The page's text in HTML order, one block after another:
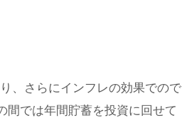
、さらにインフレの効果でので
間では年間貯蓄を投資に回せて